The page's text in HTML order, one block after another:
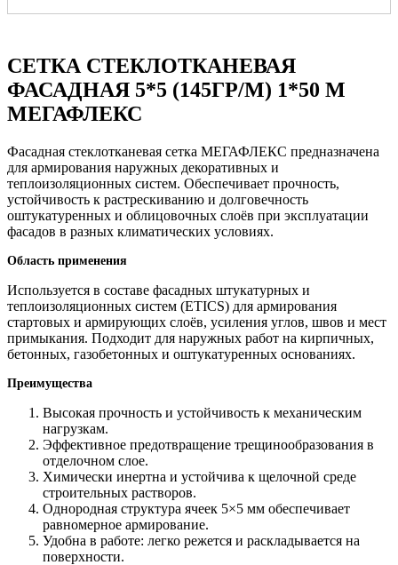
СЕТКА СТЕКЛОТКАНЕВАЯ
ФАСАДНАЯ 5*5 (145ГР/М) 1*50 М
МЕГАФЛЕКС
Фасадная стеклотканевая сетка МЕГАФЛЕКС предназначена
для армирования наружных декоративных и
теплоизоляционных систем. Обеспечивает прочность,
устойчивость к растрескиванию и долговечность
оштукатуренных и облицовочных слоёв при эксплуатации
фасадов в разных климатических условиях.
Область применения
Используется в составе фасадных штукатурных и
теплоизоляционных систем (ETICS) для армирования
стартовых и армирующих слоёв, усиления углов, швов и мест
примыкания. Подходит для наружных работ на кирпичных,
бетонных, газобетонных и оштукатуренных основаниях.
Преимущества
Высокая прочность и устойчивость к механическим
нагрузкам.
Эффективное предотвращение трещинообразования в
отделочном слое.
Химически инертна и устойчива к щелочной среде
строительных растворов.
Однородная структура ячеек 5×5 мм обеспечивает
равномерное армирование.
Удобна в работе: легко режется и раскладывается на
поверхности.